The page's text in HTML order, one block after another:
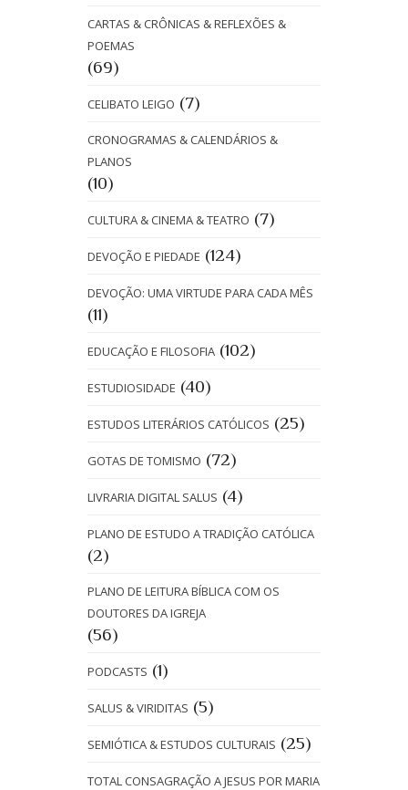
CARTAS & CRÔNICAS & REFLEXÕES &
POEMAS
(69)
CELIBATO LEIGO (7)
CRONOGRAMAS & CALENDÁRIOS &
PLANOS
(10)
CULTURA & CINEMA & TEATRO (7)
DEVOÇÃO E PIEDADE (124)
DEVOÇÃO: UMA VIRTUDE PARA CADA MÊS
(11)
EDUCAÇÃO E FILOSOFIA (102)
ESTUDIOSIDADE (40)
ESTUDOS LITERÁRIOS CATÓLICOS (25)
GOTAS DE TOMISMO (72)
LIVRARIA DIGITAL SALUS (4)
PLANO DE ESTUDO A TRADIÇÃO CATÓLICA
(2)
PLANO DE LEITURA BÍBLICA COM OS
DOUTORES DA IGREJA
(56)
PODCASTS (1)
SALUS & VIRIDITAS (5)
SEMIÓTICA & ESTUDOS CULTURAIS (25)
TOTAL CONSAGRAÇÃO A JESUS POR MARIA